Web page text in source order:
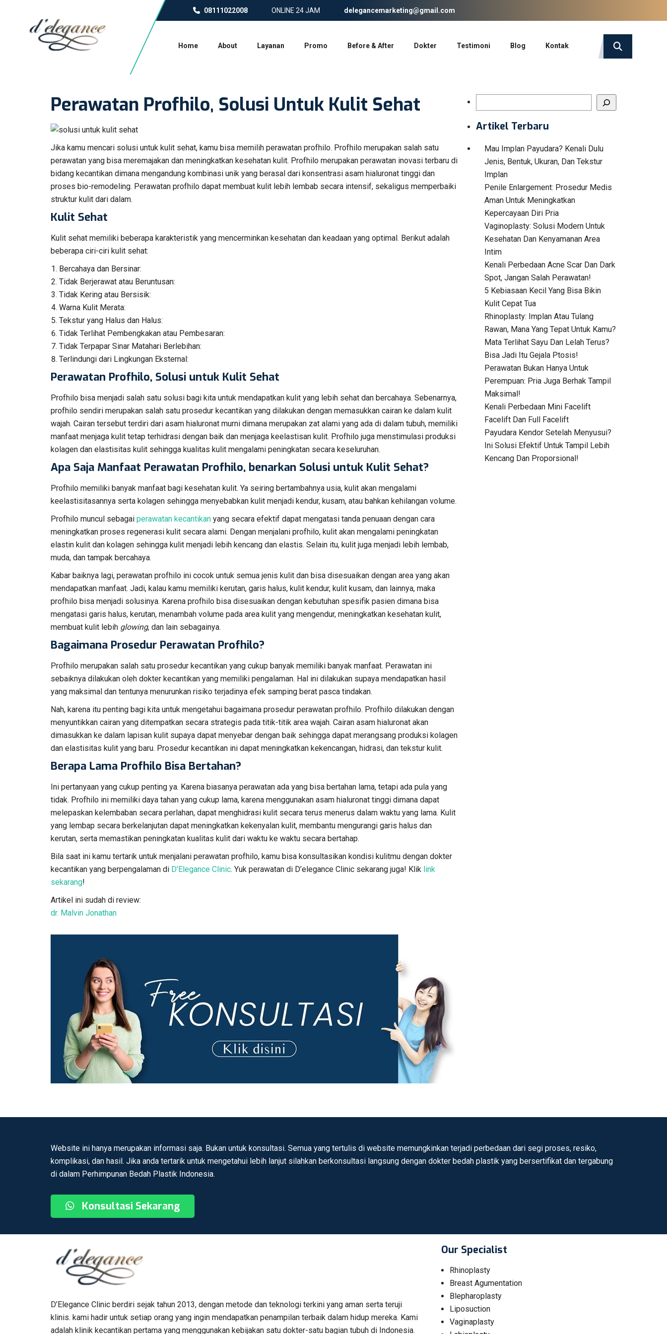
08111022008 ONLINE 24 JAM delegancemarketing@gmail.com
Home About Layanan Promo Before & After Dokter Testimoni Blog Kontak
Perawatan Profhilo, Solusi Untuk Kulit Sehat
Jika kamu mencari solusi untuk kulit sehat, kamu bisa memilih perawatan profhilo. Profhilo merupakan salah satu
perawatan yang bisa meremajakan dan meningkatkan kesehatan kulit. Profhilo merupakan perawatan inovasi terbaru di
bidang kecantikan dimana mengandung kombinasi unik yang berasal dari konsentrasi asam hialuronat tinggi dan
proses bio-remodeling. Perawatan profhilo dapat membuat kulit lebih lembab secara intensif, sekaligus memperbaiki
struktur kulit dari dalam.
Kulit Sehat
Kulit sehat memiliki beberapa karakteristik yang mencerminkan kesehatan dan keadaan yang optimal. Berikut adalah
beberapa ciri-ciri kulit sehat:
Bercahaya dan Bersinar:
Tidak Berjerawat atau Beruntusan:
Tidak Kering atau Bersisik:
Warna Kulit Merata:
Tekstur yang Halus dan Halus:
Tidak Terlihat Pembengkakan atau Pembesaran:
Tidak Terpapar Sinar Matahari Berlebihan:
Terlindungi dari Lingkungan Eksternal:
Perawatan Profhilo, Solusi untuk Kulit Sehat
Profhilo bisa menjadi salah satu solusi bagi kita untuk mendapatkan kulit yang lebih sehat dan bercahaya. Sebenarnya,
profhilo sendiri merupakan salah satu prosedur kecantikan yang dilakukan dengan memasukkan cairan ke dalam kulit
wajah. Cairan tersebut terdiri dari asam hialuronat murni dimana merupakan zat alami yang ada di dalam tubuh, memiliki
manfaat menjaga kulit tetap terhidrasi dengan baik dan menjaga keelastisan kulit. Profhilo juga menstimulasi produksi
kolagen dan elastisitas kulit sehingga kualitas kulit mengalami peningkatan secara keseluruhan.
Apa Saja Manfaat Perawatan Profhilo, benarkan Solusi untuk Kulit Sehat?
Profhilo memiliki banyak manfaat bagi kesehatan kulit. Ya seiring bertambahnya usia, kulit akan mengalami
keelastisitasannya serta kolagen sehingga menyebabkan kulit menjadi kendur, kusam, atau bahkan kehilangan volume.
Profhilo muncul sebagai perawatan kecantikan yang secara efektif dapat mengatasi tanda penuaan dengan cara
meningkatkan proses regenerasi kulit secara alami. Dengan menjalani profhilo, kulit akan mengalami peningkatan
elastin kulit dan kolagen sehingga kulit menjadi lebih kencang dan elastis. Selain itu, kulit juga menjadi lebih lembab,
muda, dan tampak bercahaya.
Kabar baiknya lagi, perawatan profhilo ini cocok untuk semua jenis kulit dan bisa disesuaikan dengan area yang akan
mendapatkan manfaat. Jadi, kalau kamu memiliki kerutan, garis halus, kulit kendur, kulit kusam, dan lainnya, maka
profhilo bisa menjadi solusinya. Karena profhilo bisa disesuaikan dengan kebutuhan spesifik pasien dimana bisa
mengatasi garis halus, kerutan, menambah volume pada area kulit yang mengendur, meningkatkan kesehatan kulit,
membuat kulit lebih glowing, dan lain sebagainya.
Bagaimana Prosedur Perawatan Profhilo?
Profhilo merupakan salah satu prosedur kecantikan yang cukup banyak memiliki banyak manfaat. Perawatan ini
sebaiknya dilakukan oleh dokter kecantikan yang memiliki pengalaman. Hal ini dilakukan supaya mendapatkan hasil
yang maksimal dan tentunya menurunkan risiko terjadinya efek samping berat pasca tindakan.
Nah, karena itu penting bagi kita untuk mengetahui bagaimana prosedur perawatan profhilo. Profhilo dilakukan dengan
menyuntikkan cairan yang ditempatkan secara strategis pada titik-titik area wajah. Cairan asam hialuronat akan
dimasukkan ke dalam lapisan kulit supaya dapat menyebar dengan baik sehingga dapat merangsang produksi kolagen
dan elastisitas kulit yang baru. Prosedur kecantikan ini dapat meningkatkan kekencangan, hidrasi, dan tekstur kulit.
Berapa Lama Profhilo Bisa Bertahan?
Ini pertanyaan yang cukup penting ya. Karena biasanya perawatan ada yang bisa bertahan lama, tetapi ada pula yang
tidak. Profhilo ini memiliki daya tahan yang cukup lama, karena menggunakan asam hialuronat tinggi dimana dapat
melepaskan kelembaban secara perlahan, dapat menghidrasi kulit secara terus menerus dalam waktu yang lama. Kulit
yang lembap secara berkelanjutan dapat meningkatkan kekenyalan kulit, membantu mengurangi garis halus dan
kerutan, serta memastikan peningkatan kualitas kulit dari waktu ke waktu secara bertahap.
Bila saat ini kamu tertarik untuk menjalani perawatan profhilo, kamu bisa konsultasikan kondisi kulitmu dengan dokter
kecantikan yang berpengalaman di D’Elegance Clinic. Yuk perawatan di D’elegance Clinic sekarang juga! Klik link
sekarang!
Artikel ini sudah di review:
dr. Malvin Jonathan
Artikel Terbaru
Mau Implan Payudara? Kenali Dulu
Jenis, Bentuk, Ukuran, Dan Tekstur
Implan
Penile Enlargement: Prosedur Medis
Aman Untuk Meningkatkan
Kepercayaan Diri Pria
Vaginoplasty: Solusi Modern Untuk
Kesehatan Dan Kenyamanan Area
Intim
Kenali Perbedaan Acne Scar Dan Dark
Spot, Jangan Salah Perawatan!
5 Kebiasaan Kecil Yang Bisa Bikin
Kulit Cepat Tua
Rhinoplasty: Implan Atau Tulang
Rawan, Mana Yang Tepat Untuk Kamu?
Mata Terlihat Sayu Dan Lelah Terus?
Bisa Jadi Itu Gejala Ptosis!
Perawatan Bukan Hanya Untuk
Perempuan: Pria Juga Berhak Tampil
Maksimal!
Kenali Perbedaan Mini Facelift
Facelift Dan Full Facelift
Payudara Kendor Setelah Menyusui?
Ini Solusi Efektif Untuk Tampil Lebih
Kencang Dan Proporsional!
Website ini hanya merupakan informasi saja. Bukan untuk konsultasi. Semua yang tertulis di website memungkinkan terjadi perbedaan dari segi proses, resiko,
komplikasi, dan hasil. Jika anda tertarik untuk mengetahui lebih lanjut silahkan berkonsultasi langsung dengan dokter bedah plastik yang bersertifikat dan tergabung
di dalam Perhimpunan Bedah Plastik Indonesia.
Konsultasi Sekarang
D’Elegance Clinic berdiri sejak tahun 2013, dengan metode dan teknologi terkini yang aman serta teruji
klinis. kami hadir untuk setiap orang yang ingin mendapatkan penampilan terbaik dalam hidup mereka. Kami
adalah klinik kecantikan pertama yang menggunakan kebijakan satu dokter-satu bagian tubuh di Indonesia.
Our Specialist
Rhinoplasty
Breast Agumentation
Blepharoplasty
Liposuction
Vaginaplasty